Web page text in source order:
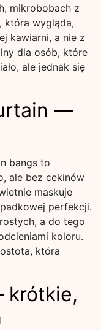
mikrobobach z
która wygląda,
kawiarni, a nie z
dla osób, które
ale jednak się
—
bangs to
ale bez cekinów
maskuje
perfekcji.
a do tego
koloru.
która
krótkie,